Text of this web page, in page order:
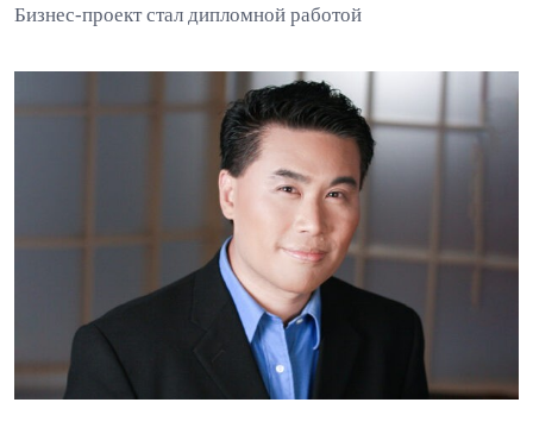
Бизнес-проект стал дипломной работой